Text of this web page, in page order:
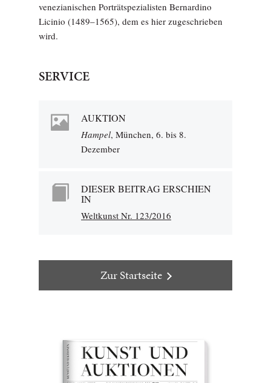
venezianischen Porträtspezialisten Bernardino
Licinio (1489–1565), dem es hier zugeschrieben
wird.
SERVICE
AUKTION
Hampel, München, 6. bis 8.
Dezember
DIESER BEITRAG ERSCHIEN
IN
Weltkunst Nr. 123/2016
Zur Startseite